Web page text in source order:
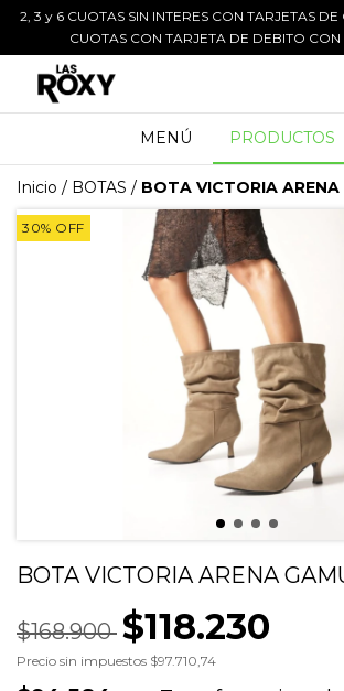
2, 3 y 6 CUOTAS SIN INTERES CON TARJETAS DE
CUOTAS CON TARJETA DE DEBITO
MENÚ PRODUCTOS
Inicio / BOTAS / BOTA VICTORIA
30% OFF
BOTA VICTORIA ARENA
$168.900 $118.230
Precio sin impuestos $97.710,74